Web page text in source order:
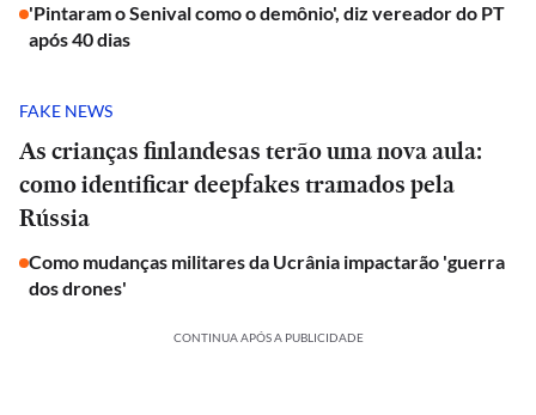
'Pintaram o Senival como o demônio', diz vereador do PT
após 40 dias
FAKE NEWS
As crianças finlandesas terão uma nova aula:
como identificar deepfakes tramados pela
Rússia
Como mudanças militares da Ucrânia impactarão 'guerra
dos drones'
CONTINUA APÓS A PUBLICIDADE